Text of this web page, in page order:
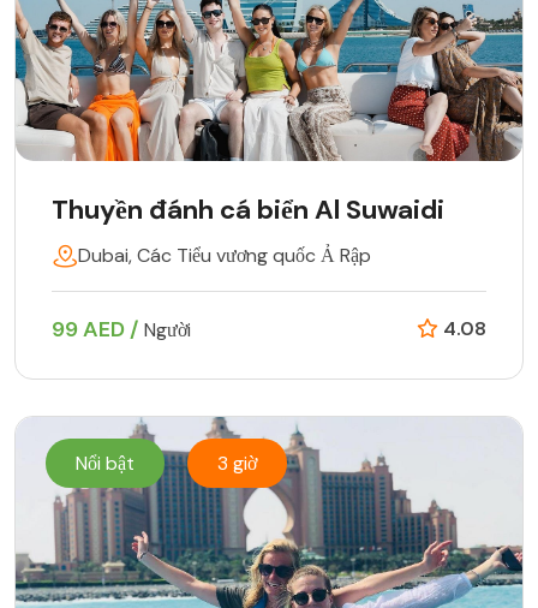
Thuyền đánh cá biển Al Suwaidi
Dubai, Các Tiểu vương quốc Ả Rập
99 AED / Người 4.08
Nổi bật 3 giờ